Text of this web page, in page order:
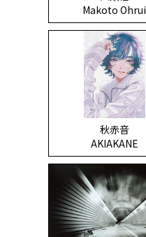
Makoto Ohrui
秋赤音
AKIAKANE